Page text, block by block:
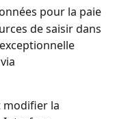
pour la paie
de saisir dans
modifier la